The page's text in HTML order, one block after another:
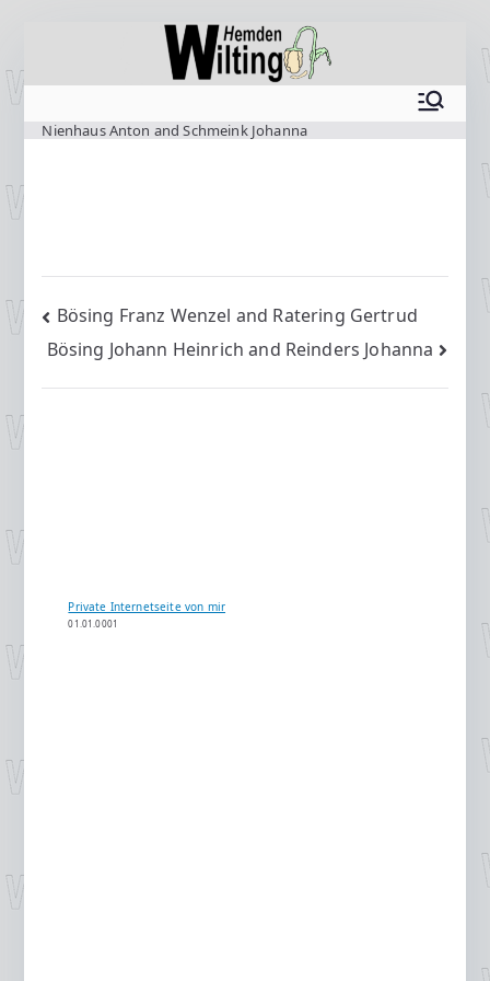
Inhalt
Nienhaus Anton and Schmeink Johanna
Beitragsnavigation
Bösing Franz Wenzel and Ratering Gertrud
Bösing Johann Heinrich and Reinders Johanna
Private Internetseite von mir
01.01.0001